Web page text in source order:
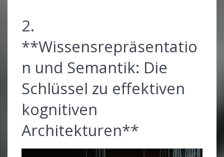
2.
**Wissensrepräsentatio
n und Semantik: Die
Schlüssel zu effektiven
kognitiven
Architekturen**